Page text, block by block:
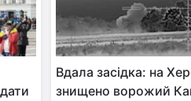
Вдала засідка: на
знищено ворожий